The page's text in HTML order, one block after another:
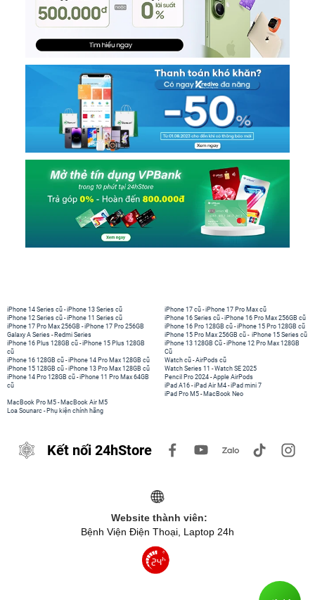
iPhone 14 Series cũ -iPhone 13 Series cũ
iPhone 12 Series cũ -iPhone 11 Series cũ
iPhone 17 Pro Max 256GB -iPhone 17 Pro 256GB
Galaxy A Series - Redmi Series
iPhone 17 cũ -iPhone 17 Pro Max cũ
iPhone 16 Series cũ - iPhone 16 Pro Max 256GB cũ
iPhone 16 Pro 128GB cũ -iPhone 15 Pro 128GB cũ
iPhone 15 Pro Max 256GB cũ - iPhone 15 Series cũ
iPhone 16 Plus 128GB cũ -iPhone 15 Plus 128GB
cũ
iPhone 16 128GB cũ -iPhone 14 Pro Max 128GB cũ
iPhone 15 128GB cũ -iPhone 13 Pro Max 128GB cũ
iPhone 14 Pro 128GB cũ -iPhone 11 Pro Max 64GB
cũ
iPhone 13 128GB Cũ -iPhone 12 Pro Max 128GB
Cũ
Watch cũ -AirPods cũ
Watch Series 11 -Watch SE 2025
Pencil Pro 2024 -Apple AirPods
iPad A16 -iPad Air M4 -iPad mini 7
iPad Pro M5 - MacBook Neo
MacBook Pro M5 - MacBook Air M5
Loa Sounarc - Phụ kiện chính hãng
Kết nối 24hStore
Website thành viên:
Bệnh Viện Điện Thoại, Laptop 24h